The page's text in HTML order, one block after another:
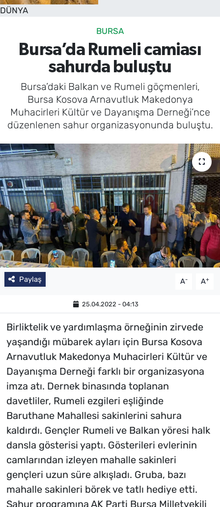
DÜNYA
BURSA
Bursa’da Rumeli camiası
sahurda buluştu
Bursa’daki Balkan ve Rumeli göçmenleri,
Bursa Kosova Arnavutluk Makedonya
Muhacirleri Kültür ve Dayanışma Derneği’nce
düzenlenen sahur organizasyonunda buluştu.
Paylaş A- A+
25.04.2022 - 04:13
Birliktelik ve yardımlaşma örneğinin zirvede
yaşandığı mübarek ayları için Bursa Kosova
Arnavutluk Makedonya Muhacirleri Kültür ve
Dayanışma Derneği farklı bir organizasyona
imza atı. Dernek binasında toplanan
davetliler, Rumeli ezgileri eşliğinde
Baruthane Mahallesi sakinlerini sahura
kaldırdı. Gençler Rumeli ve Balkan yöresi halk
dansla gösterisi yaptı. Gösterileri evlerinin
camlarından izleyen mahalle sakinleri
gençleri uzun süre alkışladı. Gruba, bazı
mahalle sakinleri börek ve tatlı hediye etti.
Sahur programına AK Parti Bursa Milletvekili